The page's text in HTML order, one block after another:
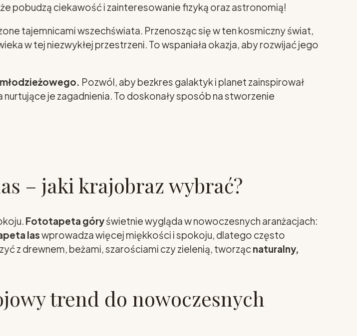
pobudzą ciekawość i zainteresowanie fizyką oraz astronomią!
tajemnicami wszechświata. Przenosząc się w ten kosmiczny świat,
w tej niezwykłej przestrzeni. To wspaniała okazja, aby rozwijać jego
Pozwól, aby bezkres galaktyk i planet zainspirował
je zagadnienia. To doskonały sposób na stworzenie
– jaki krajobraz wybrać?
Fototapeta góryświetnie wygląda w nowoczesnych aranżacjach:
laswprowadza więcej miękkości i spokoju, dlatego często
z drewnem, beżami, szarościami czy zielenią, tworząc naturalny,
trend do nowoczesnych